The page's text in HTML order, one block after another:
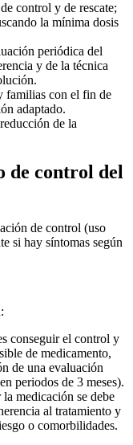
control y de rescate;
la mínima dosis
periódica del
y de la técnica
familias con el fin de
adaptado.
de la
de control del
de control (uso
si hay síntomas según
conseguir el control y
de medicamento,
de una evaluación
periodos de 3 meses).
medicación se debe
al tratamiento y
o comorbilidades.